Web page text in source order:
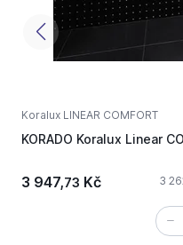
Koralux LINEAR COMFORT
KORADO Koralux Linear
3 947,73 Kč 3